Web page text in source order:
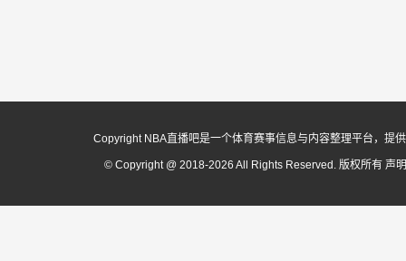
Copyright NBA直播吧是一个体育赛事信息与内容整理平台，提
© Copyright @ 2018-2026 All Rights Reserved. 版权所有 声